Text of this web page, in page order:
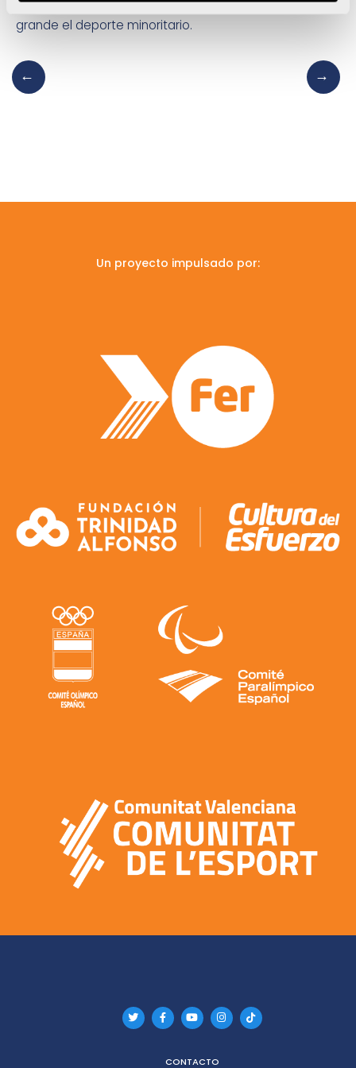
FER porque es un proyecto que ayuda a hacer más
grande el deporte minoritario.
Un proyecto impulsado por:
CONTACTO